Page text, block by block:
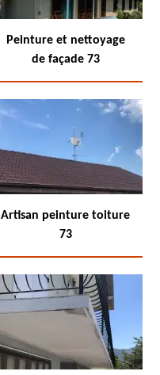
Peinture et nettoyage
de façade 73
Artisan peinture toiture
73